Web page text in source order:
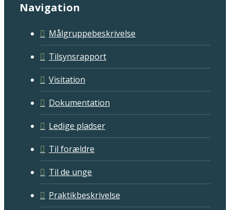
Navigation
Målgruppebeskrivelse
Tilsynsrapport
Visitation
Dokumentation
Ledige pladser
Til forældre
Til de unge
Praktikbeskrivelse